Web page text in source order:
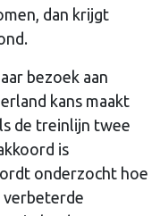
dan krijgt
bezoek aan
kans maakt
de treinlijn twee
is
onderzocht hoe
verbeterde